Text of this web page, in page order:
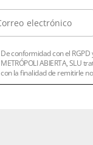
De conformidad con el RGPD
METRÓPOLI ABIERTA, SLU
con la finalidad de remitirle